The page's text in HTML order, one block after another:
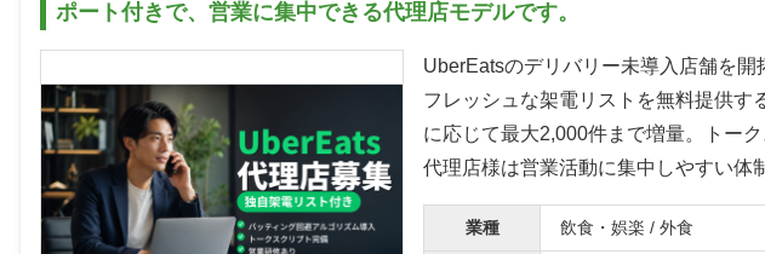
ポート付きで、営業に集中できる代理店モデルです。
UberEatsのデリバリー未導入店舗を
フレッシュな架電リストを無料提供す
に応じて最大2,000件まで増量。トー
代理店様は営業活動に集中しやすい体
業種 飲食・娯楽 / 外食